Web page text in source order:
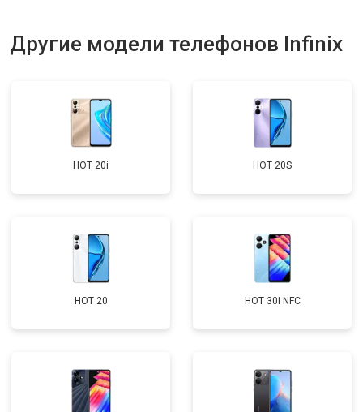
Другие модели телефонов Infinix
HOT 20i HOT 20S
HOT 20 HOT 30i NFC